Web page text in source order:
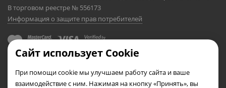
В торговом реестре № 556173
Информация о защите прав потребителей
Сайт использует Cookie
При помощи cookie мы улучшаем работу сайта и ваше
взаимодействие с ним. Нажимая на кнопку «Принять», вы